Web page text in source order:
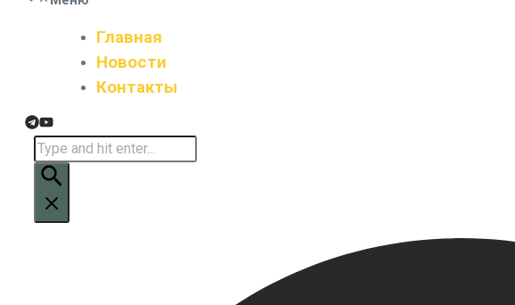
Главная
Новости
Контакты
Искать: